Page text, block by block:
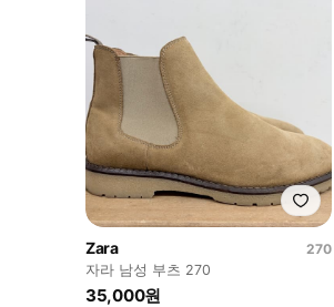
Zara
270
자라 남성 부츠 270
35,000원